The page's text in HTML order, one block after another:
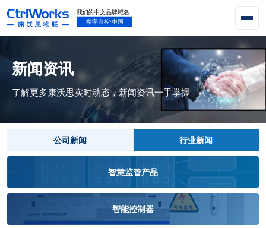
新闻资讯
了解更多康沃思实时动态，新闻资讯一手掌握
公司新闻 行业新闻
智慧监管产品
智能控制器